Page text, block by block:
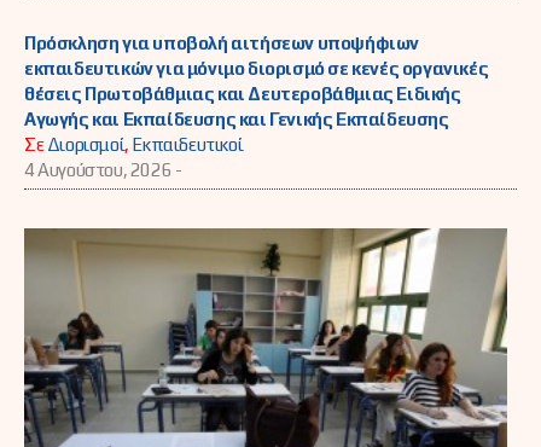
Πρόσκληση για υποβολή αιτήσεων υποψήφιων
εκπαιδευτικών για μόνιμο διορισμό σε κενές οργανικές
θέσεις Πρωτοβάθμιας και Δευτεροβάθμιας Ειδικής
Αγωγής και Εκπαίδευσης και Γενικής Εκπαίδευσης
ΣεΔιορισμοί, Εκπαιδευτικοί
4 Αυγούστου, 2026 -